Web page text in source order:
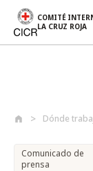
COMITÉ
LA CRUZ ROJA
Dónde
Comunicado de
prensa